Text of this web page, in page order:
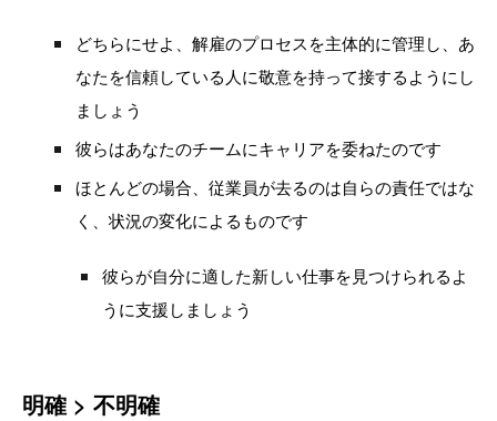
どちらにせよ、解雇のプロセスを主体的に管理し、あ
なたを信頼している人に敬意を持って接するようにし
ましょう
彼らはあなたのチームにキャリアを委ねたのです
ほとんどの場合、従業員が去るのは自らの責任ではな
く、状況の変化によるものです
彼らが自分に適した新しい仕事を見つけられるよ
うに支援しましょう
明確 > 不明確